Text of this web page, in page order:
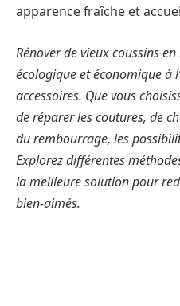
apparence fraîche et
Rénover de vieux coussins
écologique et économique à
accessoires. Que vous
de réparer les coutures, de
du rembourrage, les
Explorez différentes
la meilleure solution pour
bien-aimés.